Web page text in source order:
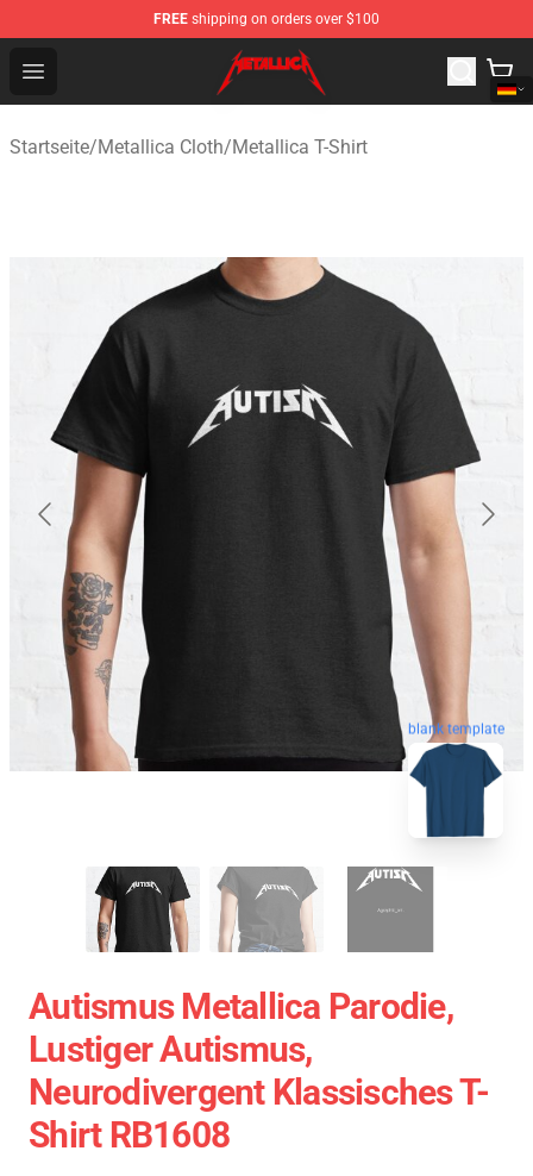
FREE shipping on orders over $100
Open menu
Metallica Store - Official Metallica Merchandise Shop
Startseite/Metallica Cloth/Metallica T-Shirt
blank template
Autismus Metallica Parodie,
Lustiger Autismus,
Neurodivergent Klassisches T-
Shirt RB1608